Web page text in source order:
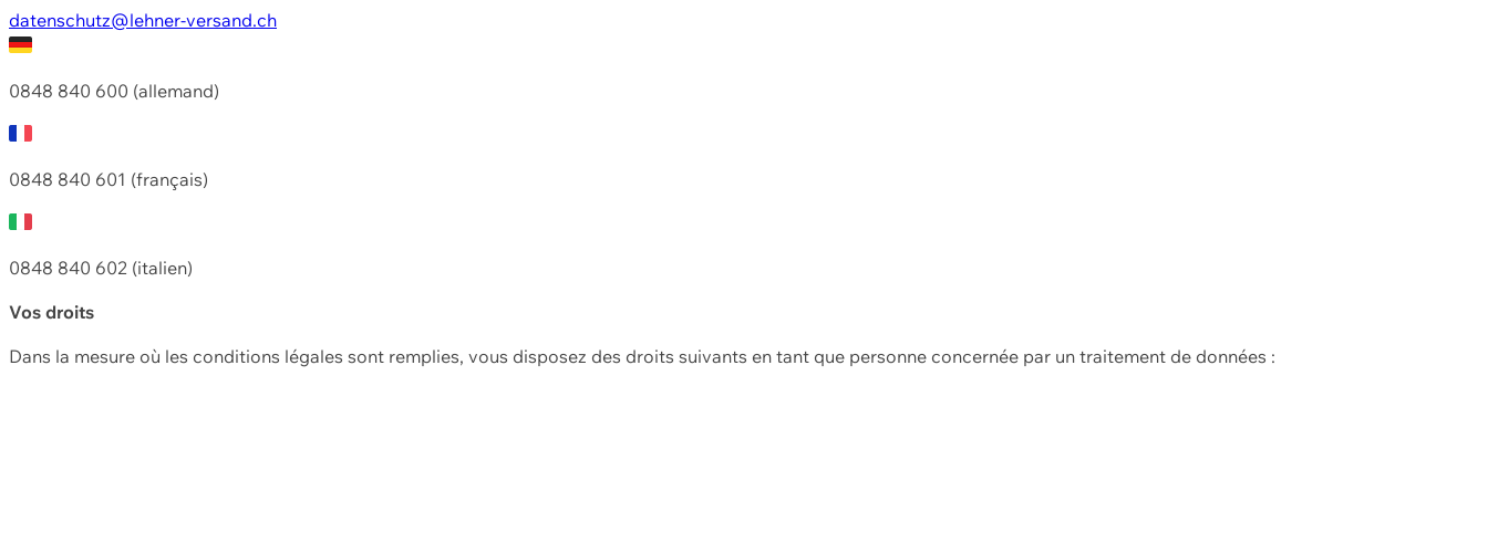
datenschutz@lehner-versand.ch
0848 840 600 (allemand)
0848 840 601 (français)
0848 840 602 (italien)
Vos droits
Dans la mesure où les conditions légales sont remplies, vous disposez des droits suivants en tant que personne concernée par un traitement de données :